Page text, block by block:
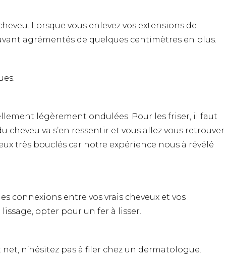
Lorsque vous enlevez vos extensions de
agrémentés de quelques centimètres en plus.
légèrement ondulées. Pour les friser, il faut
va s’en ressentir et vous allez vous retrouver
très bouclés car notre expérience nous à révélé
connexions entre vos vrais cheveux et vos
opter pour un fer à lisser.
n’hésitez pas à filer chez un dermatologue.